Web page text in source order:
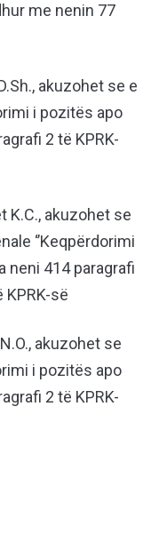
me nenin 77
akuzohet se e
i pozitës apo
2 të KPRK-
K.C., akuzohet se
‘’Keqpërdorimi
neni 414 paragrafi
KPRK-së
akuzohet se
i pozitës apo
2 të KPRK-